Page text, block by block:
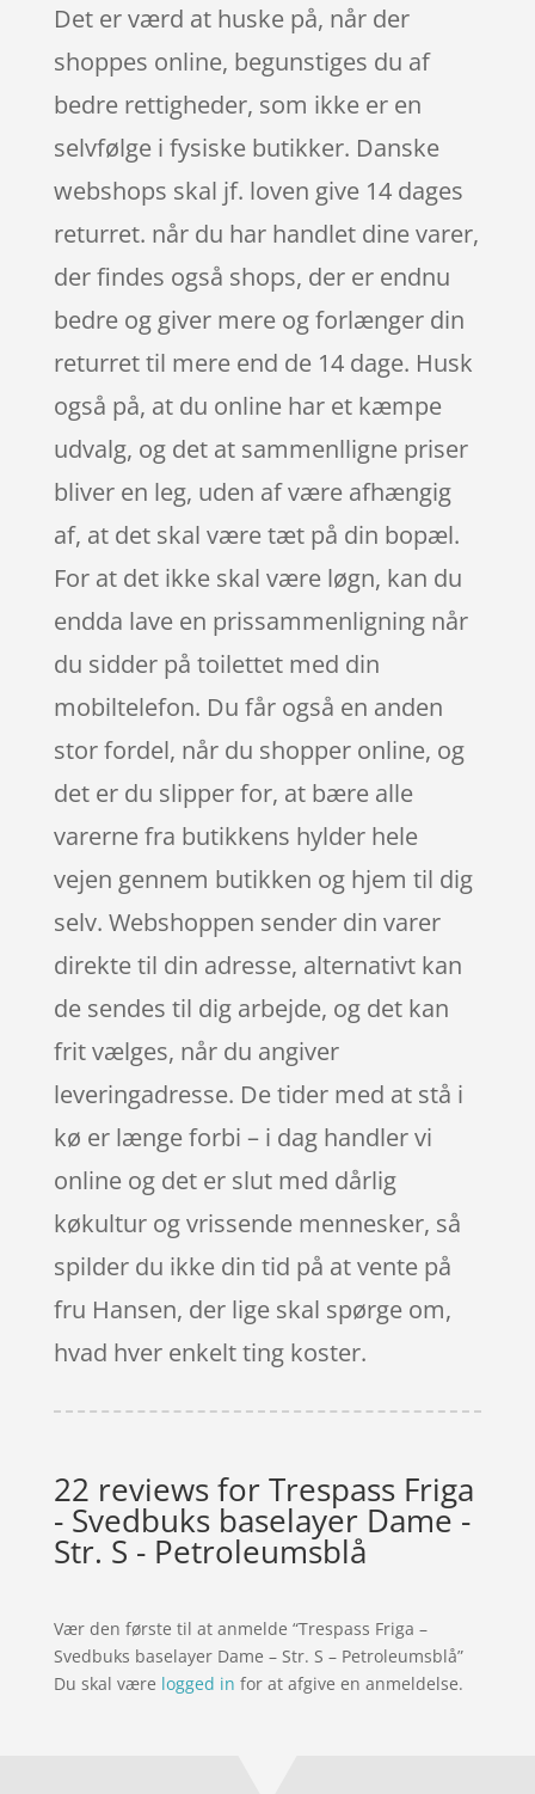
Det er værd at huske på, når der
shoppes online, begunstiges du af
bedre rettigheder, som ikke er en
selvfølge i fysiske butikker. Danske
webshops skal jf. loven give 14 dages
returret. når du har handlet dine varer,
der findes også shops, der er endnu
bedre og giver mere og forlænger din
returret til mere end de 14 dage. Husk
også på, at du online har et kæmpe
udvalg, og det at sammenlligne priser
bliver en leg, uden af være afhængig
af, at det skal være tæt på din bopæl.
For at det ikke skal være løgn, kan du
endda lave en prissammenligning når
du sidder på toilettet med din
mobiltelefon. Du får også en anden
stor fordel, når du shopper online, og
det er du slipper for, at bære alle
varerne fra butikkens hylder hele
vejen gennem butikken og hjem til dig
selv. Webshoppen sender din varer
direkte til din adresse, alternativt kan
de sendes til dig arbejde, og det kan
frit vælges, når du angiver
leveringadresse. De tider med at stå i
kø er længe forbi – i dag handler vi
online og det er slut med dårlig
køkultur og vrissende mennesker, så
spilder du ikke din tid på at vente på
fru Hansen, der lige skal spørge om,
hvad hver enkelt ting koster.
22 reviews forTrespass Friga
- Svedbuks baselayer Dame -
Str. S - Petroleumsblå
Vær den første til at anmelde “Trespass Friga –
Svedbuks baselayer Dame – Str. S – Petroleumsblå”
Du skal være logged in for at afgive en anmeldelse.